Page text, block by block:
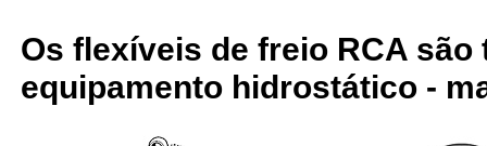
Os flexíveis de freio RCA são
equipamento hidrostático -